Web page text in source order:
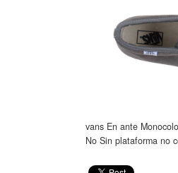
vans En ante
No Sin plataforma no